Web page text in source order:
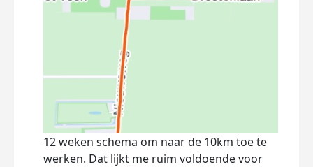
12 weken schema om naar de 10km toe te
werken. Dat lijkt me ruim voldoende voor